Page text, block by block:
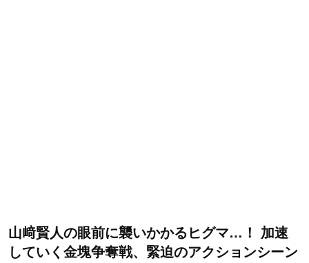
山﨑賢人の眼前に襲いかかるヒグマ…！ 加速
していく金塊争奪戦、緊迫のアクションシーン